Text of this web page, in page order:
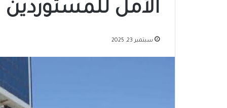
الأمل للمستوردين
سبتمبر 23, 2025